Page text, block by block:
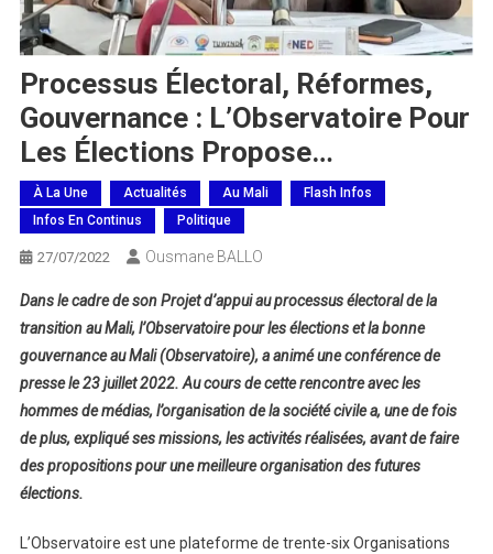
Processus Électoral, Réformes,
Gouvernance : L’Observatoire Pour
Les Élections Propose…
À La Une Actualités Au Mali
Flash Infos
Infos En Continus
Politique
27/07/2022 Ousmane BALLO
Dans le cadre de son Projet d’appui au processus électoral de la
transition au Mali, l’Observatoire pour les élections et la bonne
gouvernance au Mali (Observatoire), a animé une conférence de
presse le 23 juillet 2022. Au cours de cette rencontre avec les
hommes de médias, l’organisation de la société civile a, une de fois
de plus, expliqué ses missions, les activités réalisées, avant de faire
des propositions pour une meilleure organisation des futures
élections.
L’Observatoire est une plateforme de trente-six Organisations